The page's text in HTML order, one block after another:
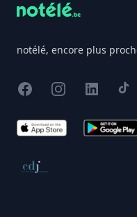
notélé, encore plus
FacebookInstagram
X
App Store Google Play
Conseil de